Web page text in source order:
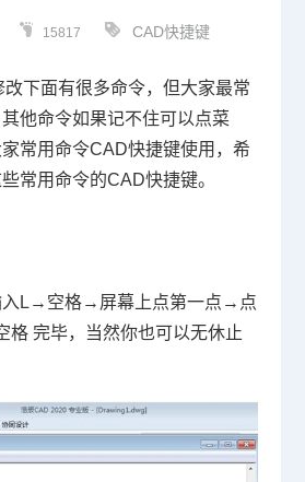
15817 CAD快捷键
改下面有很多命令，但大家最常
他命令如果记不住可以点菜
常用命令CAD快捷键使用，希
常用命令的CAD快捷键。
L→空格→屏幕上点第一点→点
格 完毕，当然你也可以无休止